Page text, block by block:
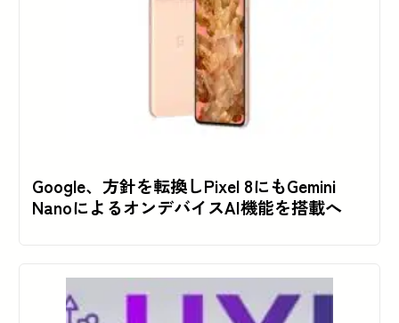
Google、方針を転換しPixel 8にもGemini
NanoによるオンデバイスAI機能を搭載へ